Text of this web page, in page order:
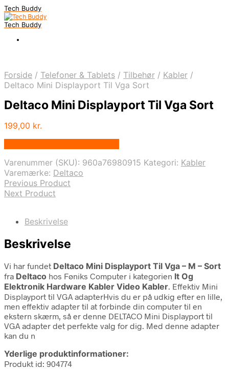
Tech Buddy
Tech Buddy
Forside / Telefoner & Tablets / Tilbehør / Kabler /
Deltaco Mini Displayport Til Vga Sort
Deltaco Mini Displayport Til Vga Sort
199,00 kr.
Varenummer (SKU): 960a76980915 Kategori: Kabler
Varemærke: Deltaco
Previous Product
Next Product
Beskrivelse
Beskrivelse
Vi har fundet Deltaco Mini Displayport Til Vga – M – Sort
fra Deltaco hos Føniks Computer i kategorien It Og
Elektronik Hardware Kabler Video Kabler. Effektiv Mini
Displayport til VGA adapterHvis du er på udkig efter en lille,
men effektiv adapter til at forbinde din computer til en
ekstern skærm, så er denne DELTACO Mini Displayport til
VGA adapter det perfekte valg for dig. Med denne adapter
kan du n
Yderlige produktinformationer:
Produkt id: 904774